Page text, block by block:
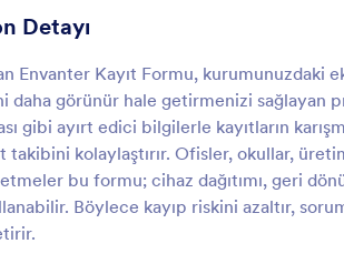
Detayı
Envanter Kayıt Formu, kurumunuzdaki
daha görünür hale getirmenizi sağlayan
gibi ayırt edici bilgilerle kayıtların
takibini kolaylaştırır. Ofisler, okullar,
bu formu; cihaz dağıtımı, geri
Böylece kayıp riskini azaltır,
Ekipman
22
17
89
Formları 104